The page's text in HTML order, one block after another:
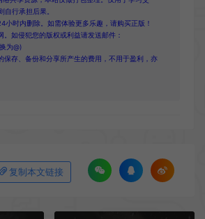
自行承担后果。
小时内删除。如需体验更多乐趣，请购买正版！
。如侵犯您的版权或利益请发送邮件：
为@)
保存、备份和分享所产生的费用，不用于盈利，亦
复制本文链接